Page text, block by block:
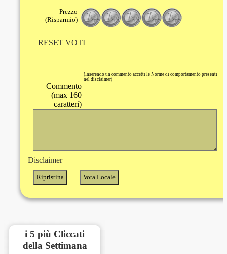
Prezzo
(Risparmio)
RESET VOTI
(Inserendo un commento accetti le Norme di comportamento presenti
nel disclaimer)
Commento
(max 160
caratteri)
Disclaimer
i 5 più Cliccati
della Settimana